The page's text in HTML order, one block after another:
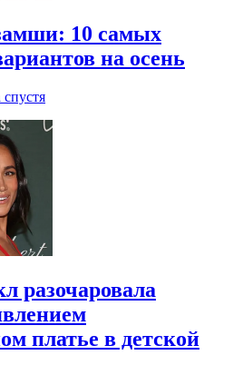
10 самых
на осень
спустя
разочаровала
платье в детской